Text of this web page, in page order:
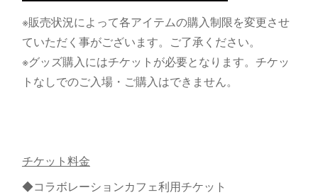
※販売状況によって各アイテムの購入制限を変更させ
ていただく事がございます。ご了承ください。
※グッズ購入にはチケットが必要となります。チケッ
トなしでのご入場・ご購入はできません。
チケット料金
◆コラボレーションカフェ利用チケット